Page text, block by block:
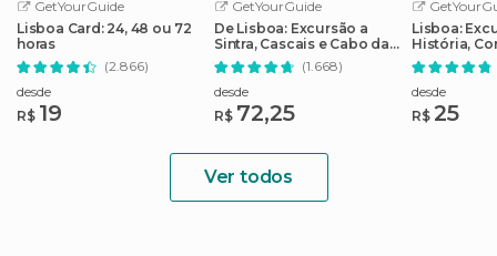
GetYourGuide
Lisboa Card: 24, 48 ou 72
horas
(2.866)
desde
R$ 19
GetYourGuide
De Lisboa: Excursão a
Sintra, Cascais e Cabo da
Roca
(1.668)
desde
R$ 72,25
Lisboa:
História,
de Vida
desde
R$ 25
Ver todos